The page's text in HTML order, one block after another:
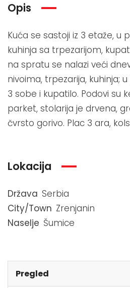
Opis
Kuća se sastoji iz 3 etaže, u
kuhinja sa trpezarijom,
na spratu se nalazi veći
nivoima, trpezarija, kuhinja;
3 sobe i kupatilo. Podovi su
parket, stolarija je drvena,
čvrsto gorivo. Plac 3 ara,
Lokacija
Država Serbia
City/Town Zrenjanin
Naselje Šumice
Pregled